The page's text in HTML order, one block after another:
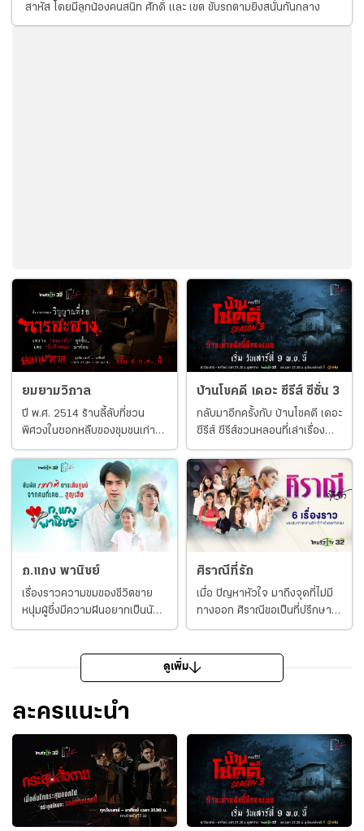
สาหัส โดยมีลูกน้องคนสนิท ศักดิ์ และ เขต ขับรถตามยิงสนั่นกันกลาง
เมือง ซึ่งเหตุการณ์ก่อนหน้านั้น ได้ถูกบันทึกไว้โดย ยาหยี และ อิ่งอ้อย
ยมยามวิกาล
ปี พ.ศ. 2514 ร้านลี้ลับที่ชวน
พิศวงในซอกหลืบของชุมชนเก่า
ใจกลางกรุงเทพมหานคร ได้เปิด
ตัวขึ้น สะสมและรับซื้อของเก่าที่มี
เรื่องราวอาถรรพ์ พร้อมกับคน
ลึกลับข้ามเวลาผู้มีตัวตนเป็น
ปริศนา ยม (ธีรธัม จันทร์อ่ำ) ชาย
หนุ่มที่แสนเยือกเย็นและเก็บตัว
ไม่มีใครรู้ว่าเขาเป็นใครมาจาก
ไหน แท้จริงและเขาคือยมทูต
มายังโลกมนุษย์ เพื่อตามหาหญิง
สาวและเรื่องราวในอดีตชาติที่
สาบสูญ หลังสงครามโลกครั้งที่ 2
ทองดี) นายทหารหนุ่มที่ได้รับบาด
เจ็บจนเดินไม่ได้ ระหว่างรักษาตัว
แสงดาว (ดวงหทัย นพฤทธิ์)
พยาบาลสาวจิตใจดี คอยดูแล
เขารู้สึกชอบและถูกชะตากับ แสง
ดาว แต่ด้วยสังขารที่พิการของ
ตน ทำให้ไม่กล้าบอกความรู้สึกที่มี
ต่อเธอ ในขณะที่ ชาติชาย (ธีรธัม
จันทร์อ่ำ) ที่คอยมาเยี่ยมพี่ชาย ก็
ถูกใจในตัวแสงดาวเช่นกัน เมื่อ
บ้านโชคดี เดอะ ซีรีส์ ซีซั่น 3
กลับมาอีกครั้งกับ บ้านโชคดี เดอะ
ซีรีส์ ซีรีส์ชวนหลอนที่เล่าเรื่อง
ราวที่เกิดขึ้นกับผู้เช่าบ้านไม้เก่า
หลังหนึ่ง ซึ่งชั้นสองมีเสาตกน้ำมัน
ตั้งกลางบ้าน ผลิตโดย บริษัท ทวิ
นเฟลม จำกัด ได้รับกระแสตอบ
รับที่ดีในซีซั่น 1 และ 2 ล่าสุด
บ้านโชคดี เดอะซีรีส์ Season 3
เตรียมพร้อมสร้างความหลอนสุด
สะพรึงอีกครั้ง ออกอากาศ ทุกวัน
เสาร์-อาทิตย์ เวลา 21.30-
22.30 น. เสนอเป็นตอนแรกในวัน
เสาร์ที่ 9 พ.ย.นี้ ทางช่องไทยรัฐ
บาป กํากับการแสดงโดย ณรงค์
ศิริสารสุนทร เมื่อมนุษย์เลือกทาง
ตามกฎหมายจากการฟื้นคืนชีพ
หลังจากถูกประหารชีวิตโทษคดี
ฆาตกรรม เขากลับไปอยู่บ้านโชค
ดี ฝันเห็นวิญญาณของแม่มา
บอกว่าถูกใครบางคนฆ่า จึงไป
สืบหาความจริง และได้รู้ว่าตัวเขา
ก.แกง พานิชย์
เรื่องราวความขมของชีวิตชาย
หนุ่มผู้ซึ่งมีความฝันอยากเป็นนัก
ดนตรี แกงไก่ นักดนตรีหนุ่มล่าฝัน
ตามล่าความฝัน แต่แล้วชะตาชีวิต
ครัว ยังมี แกงอ่อม น้องสาวต่าง
กับ กุ๊งกิ๊ง อินฟลูเอนเซอร์สาวที่
คอยช่วยเหลือจนเริ่มก่อตัวเป็น
ความรัก แถมยังมีเพื่อนมาเติม
เต็มรสชาติในชีวิตอีก 1 คู่ นั่นคือ
แตงไท ลูกสาวร้านฆ้องไทยที่เบื่อ
ศิราณีที่รัก
เมื่อ ปัญหาหัวใจ มาถึงจุดที่ไม่มี
ทางออก ศิราณีขอเป็นที่ปรึกษา
เพื่อพาไปหาคำตอบในทุกสมการ
หนังสือพิมพ์ไทยรัฐ ที่เริ่มต้นขึ้นใน
จำนวน 6 เรื่องราวความรัก โดย
เล่าผ่านตัวละครที่กำลังเผชิญกับ
ปัญหาหัวใจและมาขอคำปรึกษา
กับ ศิราณี ตัวละครที่เข้มข้นด้วย
ประสบการณ์ชีวิต ซึ่งศิราณีจะเป็น
ดูเพิ่ม
ละครแนะนำ